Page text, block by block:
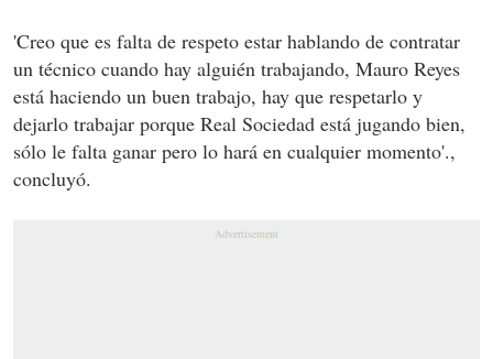
'Creo que es falta de respeto estar hablando de contratar
un técnico cuando hay alguién trabajando, Mauro Reyes
está haciendo un buen trabajo, hay que respetarlo y
dejarlo trabajar porque Real Sociedad está jugando bien,
sólo le falta ganar pero lo hará en cualquier momento'.,
concluyó.